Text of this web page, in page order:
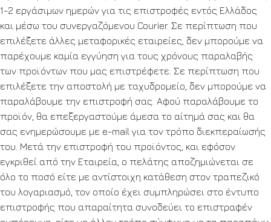
1-2 εργάσιμων ημερών για τις επιστροφές εντός Ελλάδος
και μέσω του συνεργαζόμενου Courier. Σε περίπτωση που
επιλέξετε άλλες μεταφορικές εταιρείες, δεν μπορούμε να
παρέχουμε καμία εγγύηση για τους χρόνους παραλαβής
των προϊόντων που μας επιστρέφετε. Σε περίπτωση που
επιλέξετε την αποστολή με ταχυδρομείο, δεν μπορούμε να
παραλάβουμε την επιστροφή σας. Αφού παραλάβουμε το
προϊόν, θα επεξεργαστούμε άμεσα το αίτημά σας και θα
σας ενημερώσουμε με e-mail για τον τρόπο διεκπεραίωσής
του. Μετά την επιστροφή του προϊόντος, και εφόσον
εγκριθεί από την Εταιρεία, ο πελάτης αποζημιώνεται σε
όλο το ποσό είτε με αντίστοιχη κατάθεση στον τραπεζικό
του λογαριασμό, τον οποίο έχει συμπληρώσει στο έντυπο
επιστροφής που απαραίτητα συνοδεύει το επιστραφέν